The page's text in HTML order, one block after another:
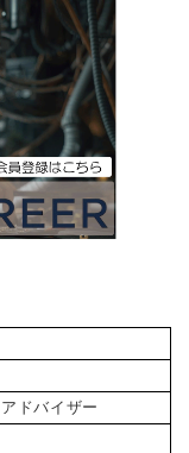
ドバイザー